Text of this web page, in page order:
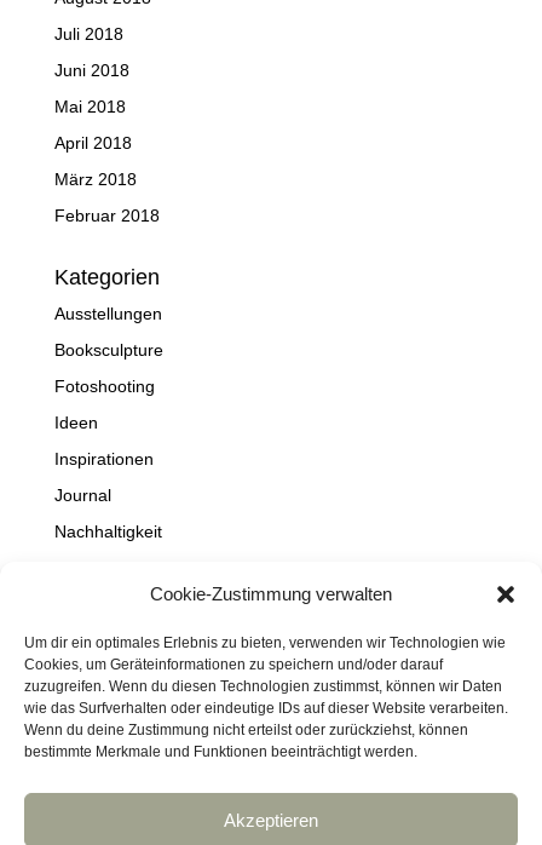
Cookie-Zustimmung verwalten
Um dir ein optimales Erlebnis zu bieten, verwenden wir Technologien wie
Cookies, um Geräteinformationen zu speichern und/oder darauf
zuzugreifen. Wenn du diesen Technologien zustimmst, können wir Daten
wie das Surfverhalten oder eindeutige IDs auf dieser Website verarbeiten.
Wenn du deine Zustimmung nicht erteilst oder zurückziehst, können
bestimmte Merkmale und Funktionen beeinträchtigt werden.
Akzeptieren
Juli 2018
Juni 2018
Mai 2018
April 2018
März 2018
Februar 2018
Kategorien
Ausstellungen
Booksculpture
Fotoshooting
Ideen
Inspirationen
Journal
Nachhaltigkeit
Projekte
Schaufenster
Travel
Datenschutz